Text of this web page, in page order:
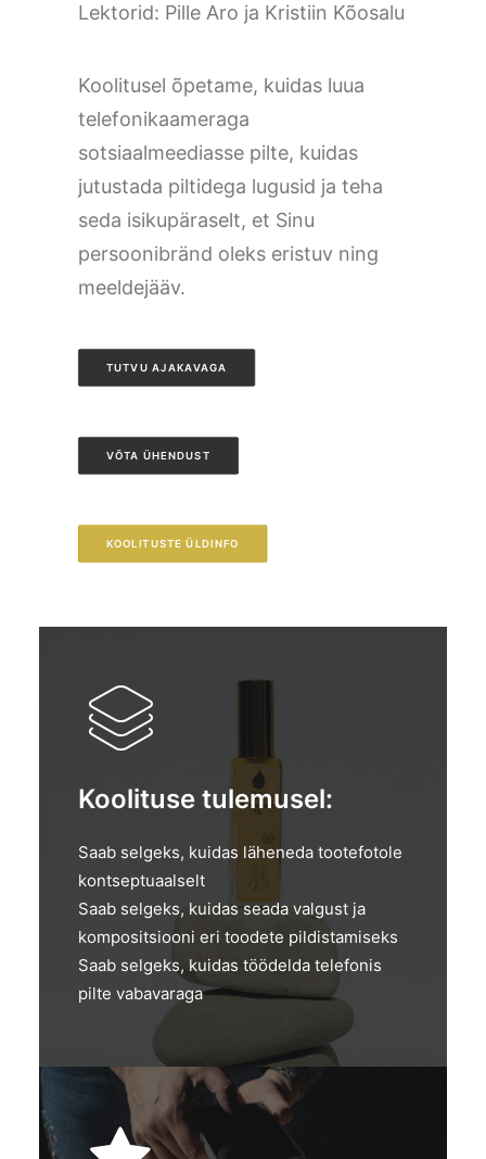
Lektorid: Pille Aro ja Kristiin Kõosalu
Koolitusel õpetame, kuidas luua
telefonikaameraga
sotsiaalmeediasse pilte, kuidas
jutustada piltidega lugusid ja teha
seda isikupäraselt, et Sinu
persoonibränd oleks eristuv ning
meeldejääv.
TUTVU AJAKAVAGA
VÕTA ÜHENDUST
KOOLITUSTE ÜLDINFO
Koolituse tulemusel:
Saab selgeks, kuidas läheneda tootefotole
kontseptuaalselt
Saab selgeks, kuidas seada valgust ja
kompositsiooni eri toodete pildistamiseks
Saab selgeks, kuidas töödelda telefonis
pilte vabavaraga